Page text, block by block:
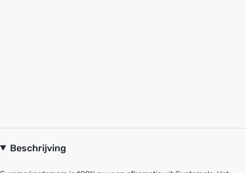
Beschrijving